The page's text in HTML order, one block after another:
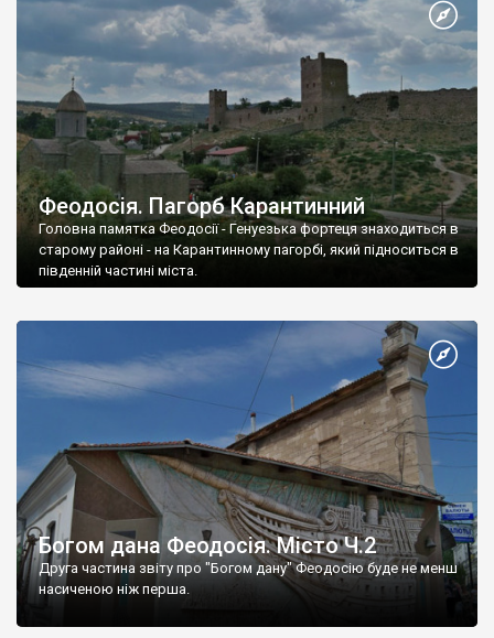
Феодосія. Пагорб Карантинний
Головна памятка Феодосії - Генуезька фортеця знаходиться в
старому районі - на Карантинному пагорбі, який підноситься в
південній частині міста.
Богом дана Феодосія. Місто Ч.2
Друга частина звіту про "Богом дану" Феодосію буде не менш
насиченою ніж перша.